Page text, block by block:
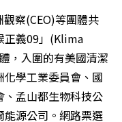
察(CEO)等團體共
正義09」(Klima
，入圍的有美國清潔
學工業委員會、國
孟山都生物科技公
源公司。網路票選